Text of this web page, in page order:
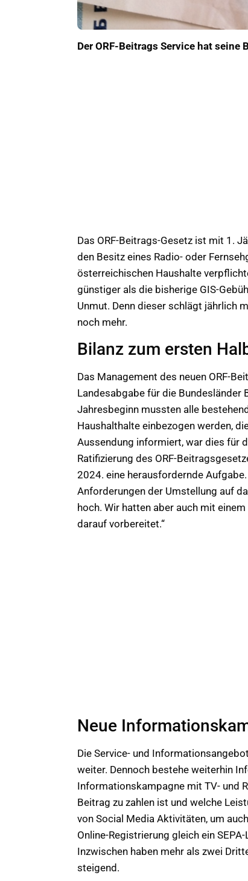
Der ORF-Beitrags Service hat
Das ORF-Beitrags-Gesetz ist mit 1.
den Besitz eines Radio- oder
österreichischen Haushalte
günstiger als die bisherige GIS-
Unmut. Denn dieser schlägt jährlich
noch mehr.
Bilanz zum ersten
Das Management des neuen ORF-
Landesabgabe für die Bundesländer
Jahresbeginn mussten alle
Haushalthalte einbezogen werden,
Aussendung informiert, war dies für
Ratifizierung des ORF-
2024. eine herausfordernde
Anforderungen der Umstellung auf
hoch. Wir hatten aber auch mit
darauf vorbereitet.“
Neue
Die Service- und
weiter. Dennoch bestehe weiterhin
Informationskampagne mit TV- und
Beitrag zu zahlen ist und welche
von Social Media Aktivitäten, um
Online-Registrierung gleich ein
Inzwischen haben mehr als zwei
steigend.